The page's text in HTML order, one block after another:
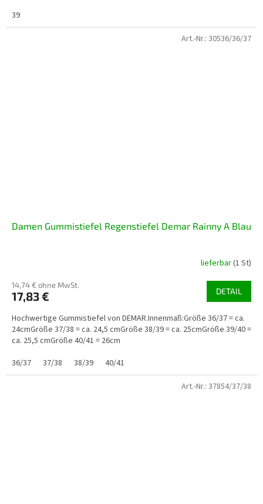
39
Damen Gummistiefel Regenstiefel Demar Rainny A Blau
lieferbar(1 St)
14,74 € ohne MwSt.
17,83 € DETAIL
Hochwertige Gummistiefel von DEMAR.Innenmaß:Größe 36/37 = ca.
24cmGröße 37/38 = ca. 24,5 cmGröße 38/39 = ca. 25cmGröße 39/40 =
ca. 25,5 cmGröße 40/41 = 26cm
36/37
37/38 38/39 40/41
Art.-Nr.: 30536/36/37
Art.-Nr.: 37854/37/38